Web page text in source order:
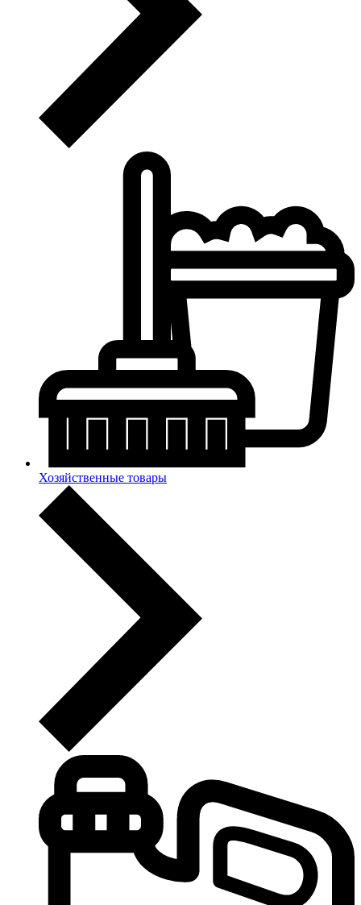
Хозяйственные товары